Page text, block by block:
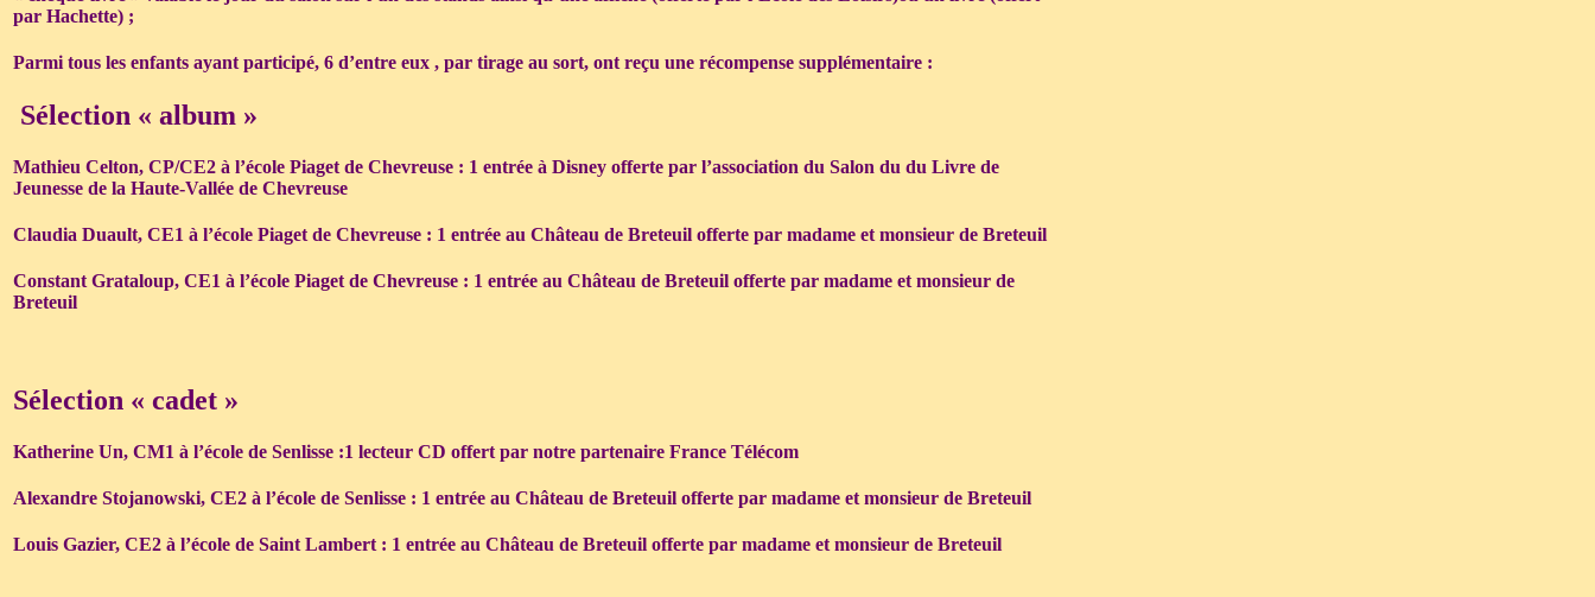
par Hachette) ;
Parmi tous les enfants ayant participé, 6 d’entre eux , par tirage au sort, ont reçu une récompense supplémentaire :
Sélection « album »
Mathieu Celton, CP/CE2 à l’école Piaget de Chevreuse : 1 entrée à Disney offerte par l’association du Salon du du Livre de
Jeunesse de la Haute-Vallée de Chevreuse
Claudia Duault, CE1 à l’école Piaget de Chevreuse : 1 entrée au Château de Breteuil offerte par madame et monsieur de Breteuil
Constant Grataloup, CE1 à l’école Piaget de Chevreuse : 1 entrée au Château de Breteuil offerte par madame et monsieur de
Breteuil
Sélection « cadet »
Katherine Un, CM1 à l’école de Senlisse :1 lecteur CD offert par notre partenaire France Télécom
Alexandre Stojanowski, CE2 à l’école de Senlisse : 1 entrée au Château de Breteuil offerte par madame et monsieur de Breteuil
Louis Gazier, CE2 à l’école de Saint Lambert : 1 entrée au Château de Breteuil offerte par madame et monsieur de Breteuil